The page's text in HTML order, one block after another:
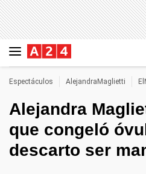
Espectáculos AlejandraMaglietti
Alejandra
que congeló
descarto ser